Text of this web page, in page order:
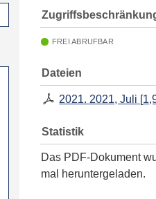
FREI ABRUFBAR
Dateien
2021. 2021, Juli [
Statistik
Das PDF-Dokument
mal heruntergeladen.